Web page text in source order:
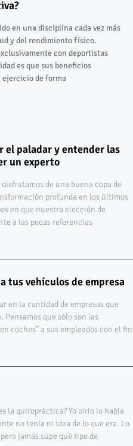
en una disciplina cada vez más
y del rendimiento físico.
con deportistas
es que sus beneficios
de forma
el paladar y entender las
un experto
de una buena copa de
profunda en los últimos
en que nuestra elección de
a las pocas referencias
tus vehículos de empresa
en la cantidad de empresas que
que sólo son las
coches” a sus empleados con el fin
la quiropráctica? Yo oírlo lo había
no tenía ni idea de lo que era. Lo
jamás supe qué tipo de